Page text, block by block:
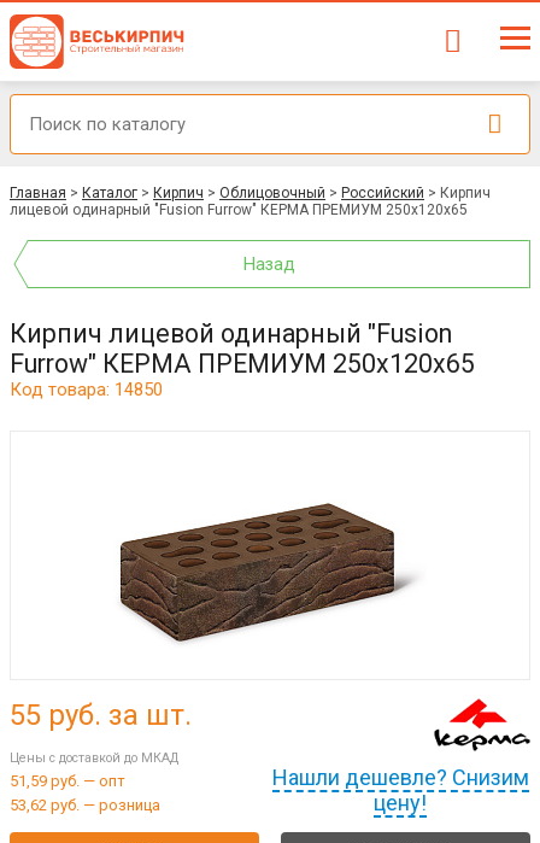
Главная > Каталог > Кирпич > Облицовочный > Российский > Кирпич
лицевой одинарный "Fusion Furrow" КЕРМА ПРЕМИУМ 250х120х65
Назад
Кирпич лицевой одинарный "Fusion
Furrow" КЕРМА ПРЕМИУМ 250х120х65
Код товара: 14850
Нашли дешевле? Снизим
цену!
55 руб. за шт.
Цены с доставкой до МКАД
51,59 руб. — опт
53,62 руб. — розница